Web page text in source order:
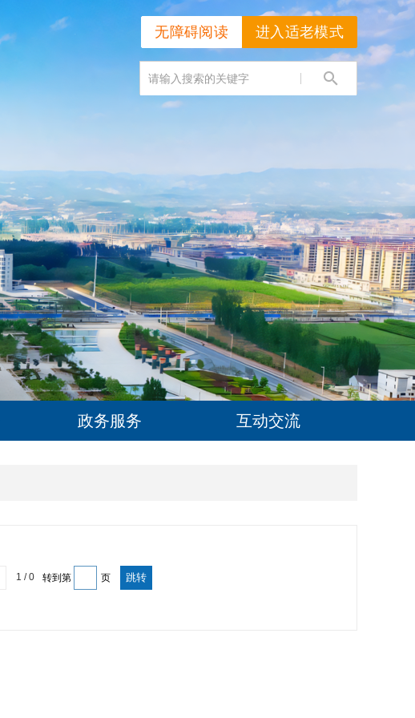
进入适老模式
无障碍阅读
政务服务 互动交流
1 / 0 转到第 页